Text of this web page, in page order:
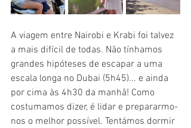
A viagem entre Nairobi e Krabi foi talvez
a mais difícil de todas. Não tínhamos
grandes hipóteses de escapar a uma
escala longa no Dubai (5h45)... e ainda
por cima às 4h30 da manhã! Como
costumamos dizer, é lidar e prepararmo-
nos o melhor possível. Tentámos dormir